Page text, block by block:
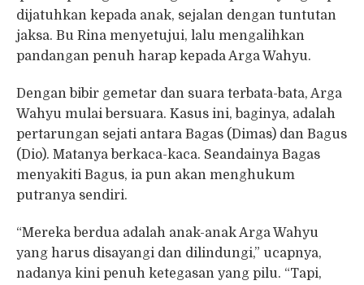
dijatuhkan kepada anak, sejalan dengan tuntutan
jaksa. Bu Rina menyetujui, lalu mengalihkan
pandangan penuh harap kepada Arga Wahyu.
Dengan bibir gemetar dan suara terbata-bata, Arga
Wahyu mulai bersuara. Kasus ini, baginya, adalah
pertarungan sejati antara Bagas (Dimas) dan Bagus
(Dio). Matanya berkaca-kaca. Seandainya Bagas
menyakiti Bagus, ia pun akan menghukum
putranya sendiri.
“Mereka berdua adalah anak-anak Arga Wahyu
yang harus disayangi dan dilindungi,” ucapnya,
nadanya kini penuh ketegasan yang pilu. “Tapi,